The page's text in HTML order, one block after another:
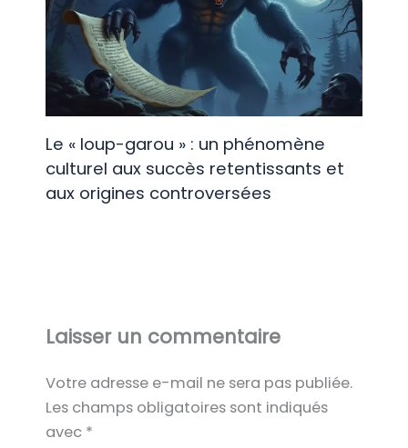
Le « loup-garou » : un phénomène
culturel aux succès retentissants et
aux origines controversées
Laisser un commentaire
Votre adresse e-mail ne sera pas publiée.
Les champs obligatoires sont indiqués
avec *